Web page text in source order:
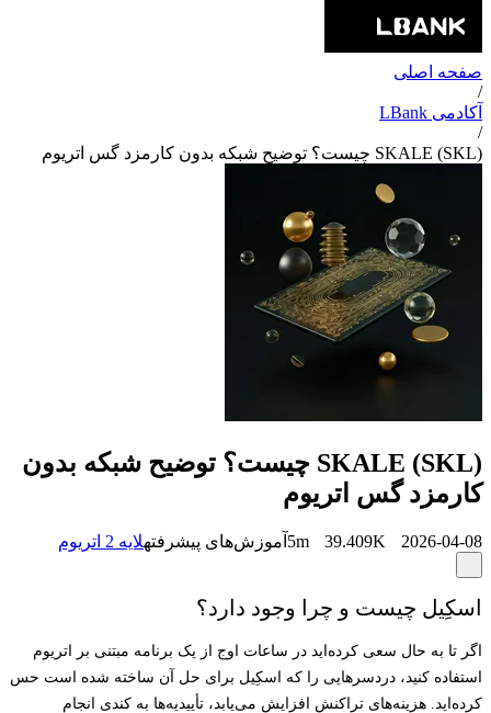
صفحه اصلی
/
آکادمی LBank
/
SKALE (SKL) چیست؟ توضیح شبکه بدون کارمزد گس اتریوم
SKALE (SKL) چیست؟ توضیح شبکه بدون
کارمزد گس اتریوم
2026-04-08
5m 39.409K آموزش‌های پیشرفتهلایه 2 اتریوم
اسکِیل چیست و چرا وجود دارد؟
اگر تا به حال سعی کرده‌اید در ساعات اوج از یک برنامه مبتنی بر اتریوم
استفاده کنید، دردسرهایی را که اسکِیل برای حل آن ساخته شده است حس
کرده‌اید. هزینه‌های تراکنش افزایش می‌یابد، تأییدیه‌ها به کندی انجام